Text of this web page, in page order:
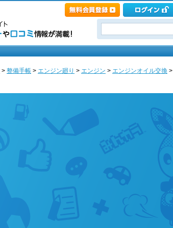
> 整備手帳 > エンジン廻り > エンジン > エンジンオイル交換 >